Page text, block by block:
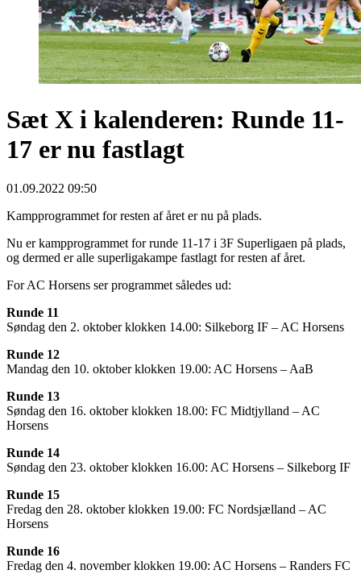
Sæt X i kalenderen: Runde 11-
17 er nu fastlagt
01.09.2022 09:50
Kampprogrammet for resten af året er nu på plads.
Nu er kampprogrammet for runde 11-17 i 3F Superligaen på plads,
og dermed er alle superligakampe fastlagt for resten af året.
For AC Horsens ser programmet således ud:
Runde 11
Søndag den 2. oktober klokken 14.00: Silkeborg IF – AC Horsens
Runde 12
Mandag den 10. oktober klokken 19.00: AC Horsens – AaB
Runde 13
Søndag den 16. oktober klokken 18.00: FC Midtjylland – AC
Horsens
Runde 14
Søndag den 23. oktober klokken 16.00: AC Horsens – Silkeborg IF
Runde 15
Fredag den 28. oktober klokken 19.00: FC Nordsjælland – AC
Horsens
Runde 16
Fredag den 4. november klokken 19.00: AC Horsens – Randers FC